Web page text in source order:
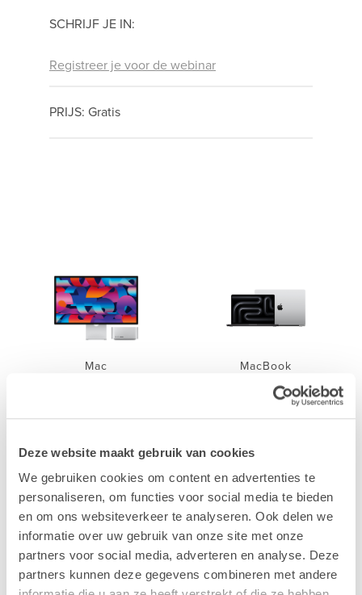
Deze website maakt gebruik van cookies
We gebruiken cookies om content en advertenties te
personaliseren, om functies voor social media te bieden
en om ons websiteverkeer te analyseren. Ook delen we
informatie over uw gebruik van onze site met onze
partners voor social media, adverteren en analyse. Deze
partners kunnen deze gegevens combineren met andere
SCHRIJF JE IN:
Registreer je voor de webinar
PRIJS: Gratis
Mac MacBook
iPhone iPad